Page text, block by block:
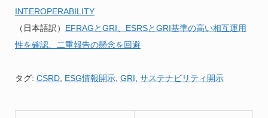
INTEROPERABILITY
（日本語訳） EFRAGとGRI、ESRSとGRI基準の高い相互運用
性を確認、二重報告の懸念を回避
タグ: CSRD, ESG情報開示, GRI サステナビリティ開示